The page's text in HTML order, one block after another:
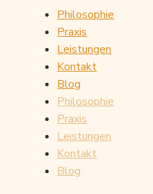
Philosophie
Praxis
Leistungen
Kontakt
Blog
Philosophie
Praxis
Leistungen
Kontakt
Blog
Mit dem
Laden der
Karte
akzeptieren
Sie die
Datenschutzerklärung